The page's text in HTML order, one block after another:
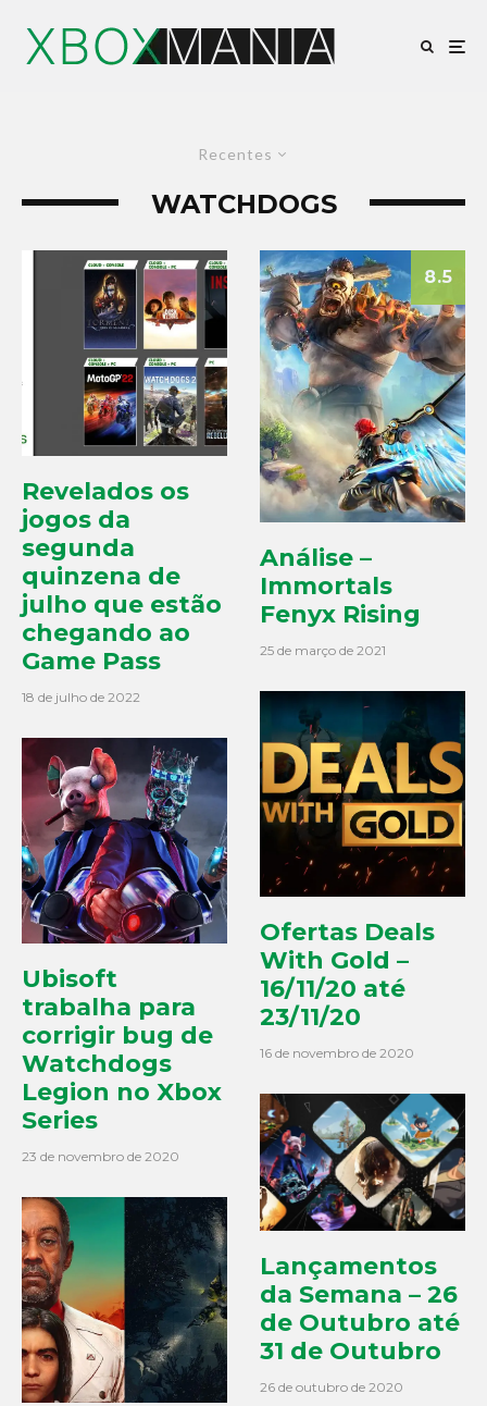
Recentes
WATCHDOGS
Revelados os
jogos da
segunda
quinzena de
julho que estão
chegando ao
Game Pass
18 de julho de 2022
Ubisoft
trabalha para
corrigir bug de
Watchdogs
Legion no Xbox
Series
23 de novembro de 2020
8.5
Análise –
Immortals
Fenyx Rising
25 de março de 2021
Ofertas Deals
With Gold –
16/11/20 até
23/11/20
16 de novembro de 2020
Lançamentos
da Semana – 26
de Outubro até
31 de Outubro
26 de outubro de 2020